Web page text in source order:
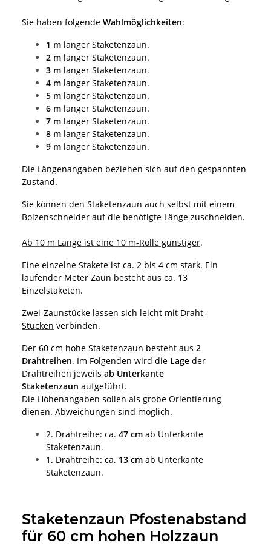
Sie haben folgende Wahlmöglichkeiten:
1 m langer Staketenzaun.
2 m langer Staketenzaun.
3 m langer Staketenzaun.
4 m langer Staketenzaun.
5 m langer Staketenzaun.
6 m langer Staketenzaun.
7 m langer Staketenzaun.
8 m langer Staketenzaun.
9 m langer Staketenzaun.
Die Längenangaben beziehen sich auf den gespannten
Zustand.
Sie können den Staketenzaun auch selbst mit einem
Bolzenschneider auf die benötigte Länge zuschneiden.
Ab 10 m Länge ist eine 10 m-Rolle günstiger.
Eine einzelne Stakete ist ca. 2 bis 4 cm stark. Ein
laufender Meter Zaun besteht aus ca. 13
Einzelstaketen.
Zwei-Zaunstücke lassen sich leicht mit Draht-
Stücken verbinden.
Der 60 cm hohe Staketenzaun besteht aus 2
Drahtreihen. Im Folgenden wird die Lage der
Drahtreihen jeweils ab Unterkante
Staketenzaun aufgeführt.
Die Höhenangaben sollen als grobe Orientierung
dienen. Abweichungen sind möglich.
2. Drahtreihe: ca. 47 cm ab Unterkante
Staketenzaun.
1. Drahtreihe: ca. 13 cm ab Unterkante
Staketenzaun.
Staketenzaun Pfostenabstand
für 60 cm hohen Holzzaun